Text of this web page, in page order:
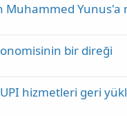
Muhammed Yunus'a
bir direği
hizmetleri geri